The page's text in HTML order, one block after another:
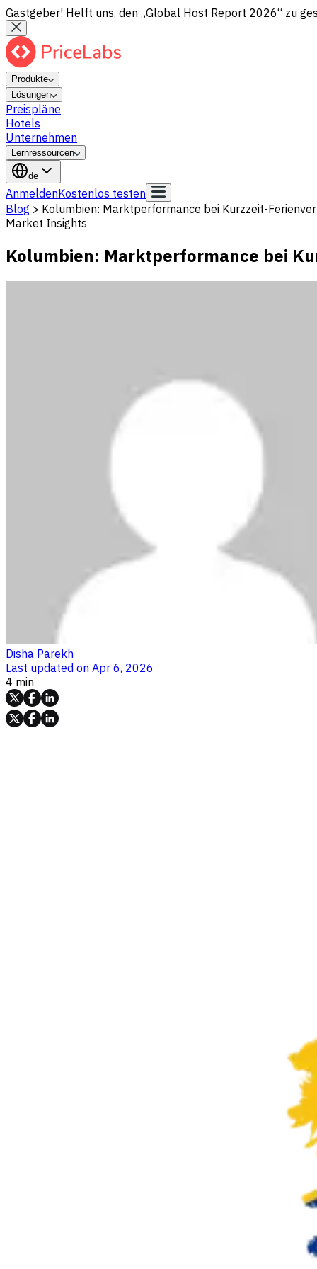
Gastgeber! Helft uns, den „Global Host Report 2026“ zu
Produkte
Lösungen
Preispläne
Hotels
Unternehmen
Lernressourcen
de
AnmeldenKostenlos testen
Blog > Kolumbien: Marktperformance bei Kurzzeit-
Market Insights
Kolumbien: Marktperformance bei
Disha Parekh
Last updated on Apr 6, 2026
4 min